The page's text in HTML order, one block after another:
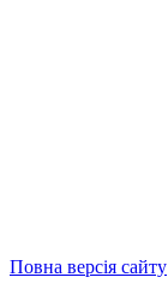
Повна версія сайту